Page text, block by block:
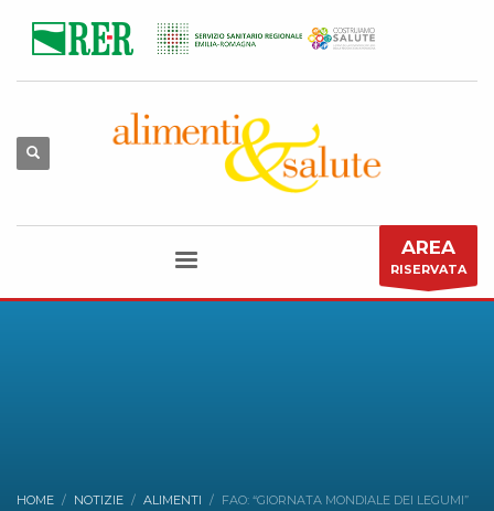
AREA
RISERVATA
HOME NOTIZIE ALIMENTI FAO: “GIORNATA MONDIALE DEI LEGUMI”